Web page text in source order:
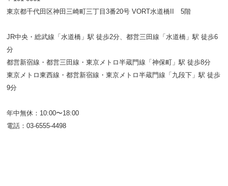
東京都千代田区神田三崎町三丁目3番20号 VORT水道橋II 5階
JR中央・総武線「水道橋」駅 徒歩2分、都営三田線「水道橋」駅 徒歩6
分
都営新宿線・都営三田線・東京メトロ半蔵門線「神保町」駅 徒歩8分
東京メトロ東西線・都営新宿線・東京メトロ半蔵門線「九段下」駅 徒歩
9分
年中無休：10:00〜18:00
電話：03-6555-4498